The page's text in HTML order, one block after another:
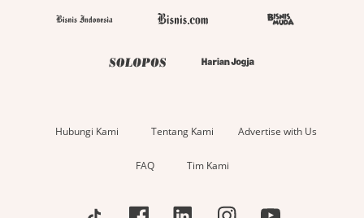
Hubungi Kami Tentang Kami Advertise with Us
FAQ Tim Kami